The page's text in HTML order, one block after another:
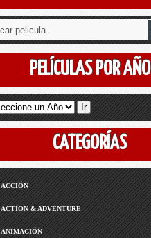
PELÍCULAS POR AÑO
CATEGORÍAS
ACCIÓN
ACTION & ADVENTURE
ANIMACIÓN